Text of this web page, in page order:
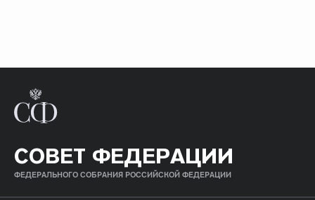
СОВЕТ ФЕДЕРАЦИИ
ФЕДЕРАЛЬНОГО СОБРАНИЯ РОССИЙСКОЙ ФЕДЕРАЦИИ